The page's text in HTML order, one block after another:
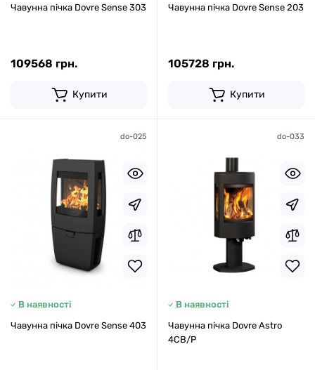
Чавунна пічка Dovre Sense 303
109568 грн.
Купити
Чавунна пічка Dovre Sense 203
105728 грн.
Купити
do-025
В наявності
Чавунна пічка Dovre Sense 403
do-033
В наявності
Чавунна пічка Dovre Astro
4CB/P